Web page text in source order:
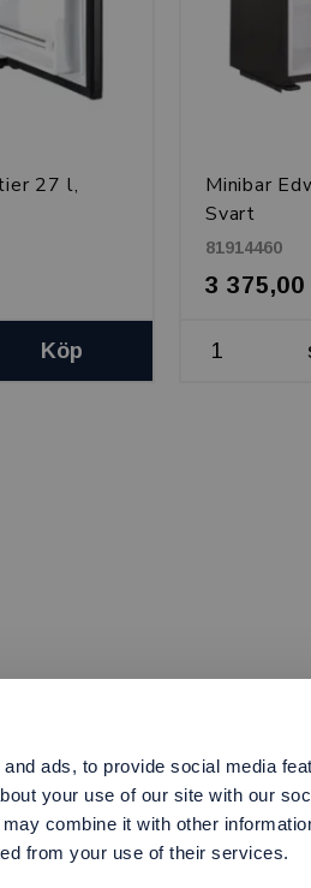
ads, to provide social media
your use of our site with our
combine it with other
from your use of their services.
27 l,
Köp
Minibar
Svart
81914460
3